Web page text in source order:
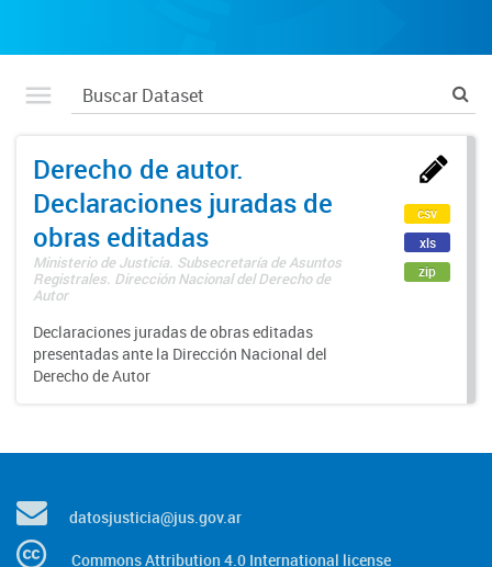
Derecho de autor.
Declaraciones juradas de
obras editadas
Ministerio de Justicia. Subsecretaría de Asuntos
Registrales. Dirección Nacional del Derecho de
Autor
Declaraciones juradas de obras editadas
presentadas ante la Dirección Nacional del
Derecho de Autor
csv
xls
zip
datosjusticia@jus.gov.ar
Commons Attribution 4.0 International license